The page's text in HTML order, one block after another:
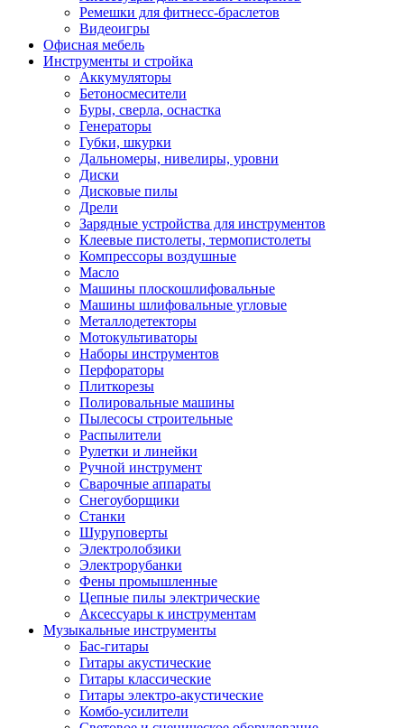
Ремешки для фитнесс-браслетов
Видеоигры
Офисная мебель
Инструменты и стройка
Аккумуляторы
Бетоносмесители
Буры, сверла, оснастка
Генераторы
Губки, шкурки
Дальномеры, нивелиры, уровни
Диски
Дисковые пилы
Дрели
Зарядные устройства для инструментов
Клеевые пистолеты, термопистолеты
Компрессоры воздушные
Масло
Машины плоскошлифовальные
Машины шлифовальные угловые
Металлодетекторы
Мотокультиваторы
Наборы инструментов
Перфораторы
Плиткорезы
Полировальные машины
Пылесосы строительные
Распылители
Рулетки и линейки
Ручной инструмент
Сварочные аппараты
Снегоуборщики
Станки
Шуруповерты
Электролобзики
Электрорубанки
Фены промышленные
Цепные пилы электрические
Аксессуары к инструментам
Музыкальные инструменты
Бас-гитары
Гитары акустические
Гитары классические
Гитары электро-акустические
Комбо-усилители